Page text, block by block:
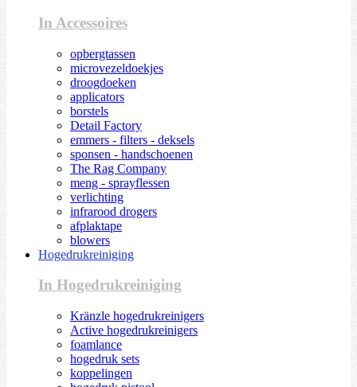
In Accessoires
opbergtassen
microvezeldoekjes
droogdoeken
applicators
borstels
Detail Factory
emmers - filters - deksels
sponsen - handschoenen
The Rag Company
meng - sprayflessen
verlichting
infrarood drogers
afplaktape
blowers
Hogedrukreiniging
In Hogedrukreiniging
Kränzle hogedrukreinigers
Active hogedrukreinigers
foamlance
hogedruk sets
koppelingen